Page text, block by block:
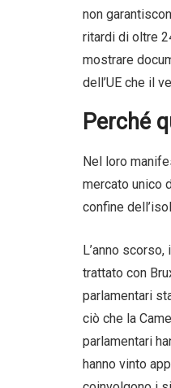
non
ritardi di oltre
mostrare
dell’UE che il
Perché
Nel loro
mercato unico
confine
L’anno
trattato con
parlamentari
ciò che la
parlamentari
hanno vinto